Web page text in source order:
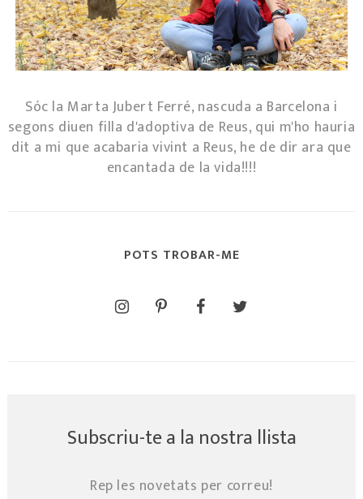
Sóc la Marta Jubert Ferré, nascuda a Barcelona i
segons diuen filla d'adoptiva de Reus, qui m'ho hauria
dit a mi que acabaria vivint a Reus, he de dir ara que
encantada de la vida!!!!
POTS TROBAR-ME
Subscriu-te a la nostra llista
Rep les novetats per correu!